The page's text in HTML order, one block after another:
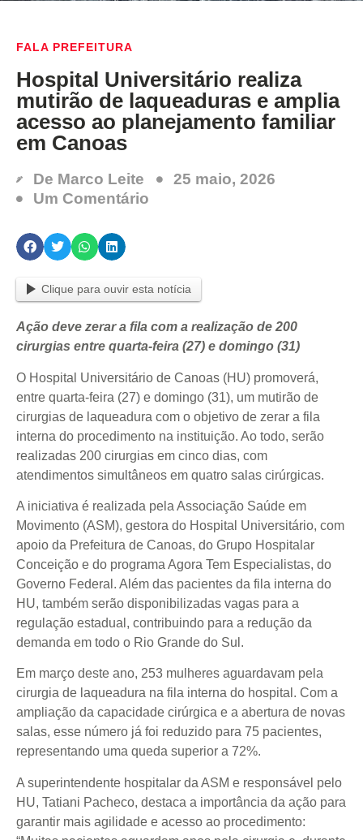
FALA PREFEITURA
Hospital Universitário realiza
mutirão de laqueaduras e amplia
acesso ao planejamento familiar
em Canoas
De Marco Leite
25 maio, 2026
Um Comentário
Clique para ouvir esta notícia
Ação deve zerar a fila com a realização de 200
cirurgias entre quarta-feira (27) e domingo (31)
O Hospital Universitário de Canoas (HU) promoverá,
entre quarta-feira (27) e domingo (31), um mutirão de
cirurgias de laqueadura com o objetivo de zerar a fila
interna do procedimento na instituição. Ao todo, serão
realizadas 200 cirurgias em cinco dias, com
atendimentos simultâneos em quatro salas cirúrgicas.
A iniciativa é realizada pela Associação Saúde em
Movimento (ASM), gestora do Hospital Universitário, com
apoio da Prefeitura de Canoas, do Grupo Hospitalar
Conceição e do programa Agora Tem Especialistas, do
Governo Federal. Além das pacientes da fila interna do
HU, também serão disponibilizadas vagas para a
regulação estadual, contribuindo para a redução da
demanda em todo o Rio Grande do Sul.
Em março deste ano, 253 mulheres aguardavam pela
cirurgia de laqueadura na fila interna do hospital. Com a
ampliação da capacidade cirúrgica e a abertura de novas
salas, esse número já foi reduzido para 75 pacientes,
representando uma queda superior a 72%.
A superintendente hospitalar da ASM e responsável pelo
HU, Tatiani Pacheco, destaca a importância da ação para
garantir mais agilidade e acesso ao procedimento: